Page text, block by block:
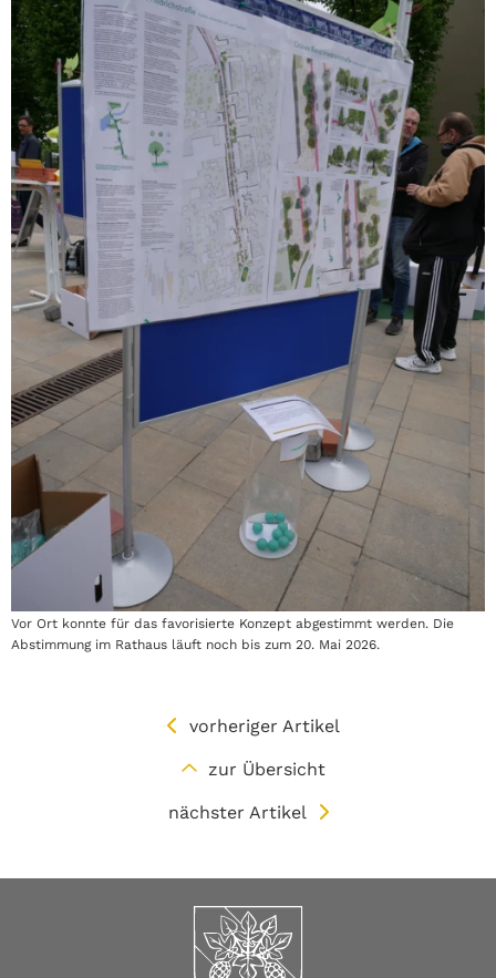
Vor Ort konnte für das favorisierte Konzept abgestimmt werden. Die
Abstimmung im Rathaus läuft noch bis zum 20. Mai 2026.
vorheriger Artikel
zur Übersicht
nächster Artikel